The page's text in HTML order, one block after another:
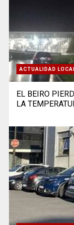
ACTUALIDAD
EL BEIRO
LA